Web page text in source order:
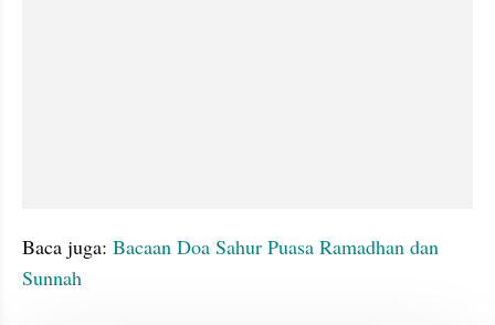
Baca juga: Bacaan Doa Sahur Puasa Ramadhan dan
Sunnah